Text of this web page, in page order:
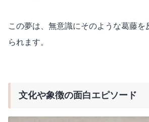
この夢は、無意識にそのような葛藤を
られます。
文化や象徴の面白エピソード